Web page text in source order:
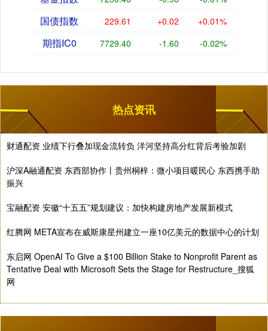
国债指数 229.61 +0.02 +0.01%
期指IC0 7729.40 -1.60 -0.02%
热点资讯
财通配资 业绩下行叠加现金流转负 洋河坚持高分红背后考验加剧
沪深A融通配资 东西部协作丨贵州桐梓：微小项目暖民心 东西携手助
振兴
宝融配资 安徽“十五五”规划建议：加快构建房地产发展新模式
红腾网 META宣布在威斯康星州建立一座10亿美元的数据中心的计划
东启网 OpenAI To Give a $100 Billion Stake to Nonprofit Parent as
Tentative Deal with Microsoft Sets the Stage for Restructure_搜狐
网